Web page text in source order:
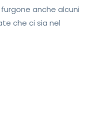
anche alcuni
che ci sia nel